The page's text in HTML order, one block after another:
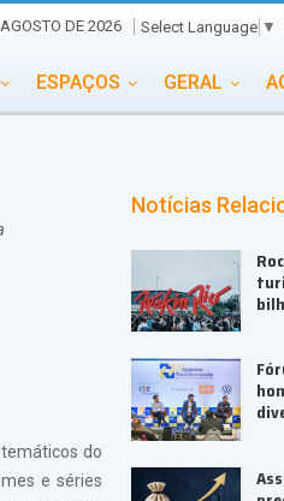
DE 2026 Select Language ▼
ESPAÇOS GERAL
PORTAL EVENTOS
do
e séries
Notícias